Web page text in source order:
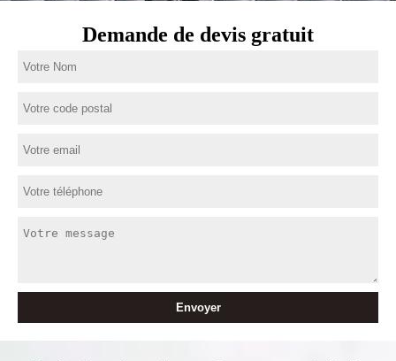
Demande de devis gratuit